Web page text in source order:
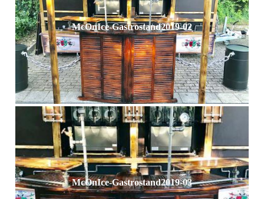
McOnIce-Gastrostand2019-02
McOnIce-Gastrostand2019-03